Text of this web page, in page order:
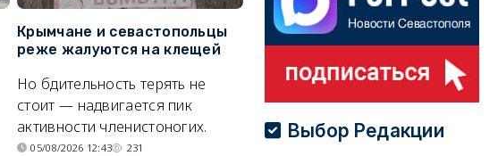
Крымчане и севастопольцы
реже жалуются на клещей
Но бдительность терять не
стоит — надвигается пик
активности членистоногих.
05/08/2026 12:43 231
В Севастополе утвердили
проект застройки центра
Балаклавы
Там появится туристический
квартал с отелями и
парковками.
Выбор Редакции